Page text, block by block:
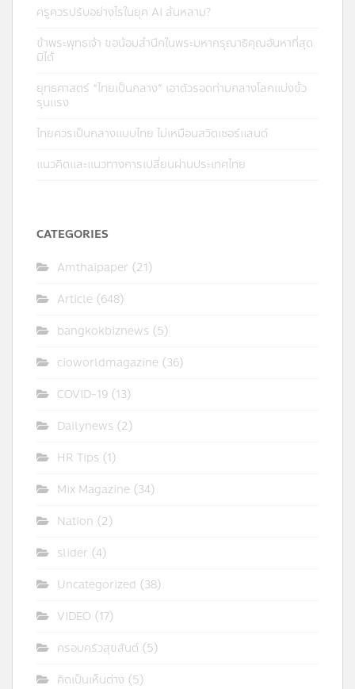
ครูควรปรับอย่างไรในยุค AI ล้นหลาม?
ข้าพระพุทธเจ้า ขอน้อมสำนึกในพระมหากรุณาธิคุณอันหาที่สุด
มิได้
ยุทธศาสตร์ “ไทยเป็นกลาง” เอาตัวรอดท่ามกลางโลกแบ่งขั้ว
รุนแรง
ไทยควรเป็นกลางแบบไทย ไม่เหมือนสวิตเซอร์แลนด์
แนวคิดและแนวทางการเปลี่ยนผ่านประเทศไทย
CATEGORIES
Amthaipaper (21)
Article (648)
bangkokbiznews (5)
cioworldmagazine (36)
COVID-19 (13)
Dailynews (2)
HR Tips (1)
Mix Magazine (34)
Nation (2)
slider (4)
Uncategorized (38)
VIDEO (17)
ครอบครัวสุขสันต์ (5)
คิดเป็นเห็นต่าง (5)